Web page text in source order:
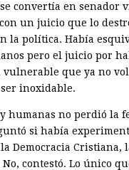
convertía en senador
un juicio que lo
la política. Había
pero el juicio por
que ya no
inoxidable.
humanas no perdió la
si había
Democracia Cristiana,
contestó. Lo único